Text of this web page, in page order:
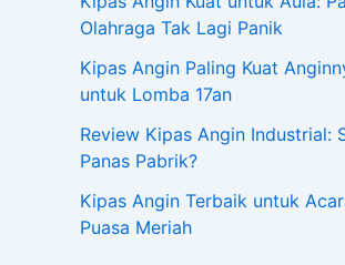
Olahraga Tak Lagi Panik
Kipas Angin Paling Kuat
untuk Lomba 17an
Review Kipas Angin Industrial:
Panas Pabrik?
Kipas Angin Terbaik untuk
Puasa Meriah